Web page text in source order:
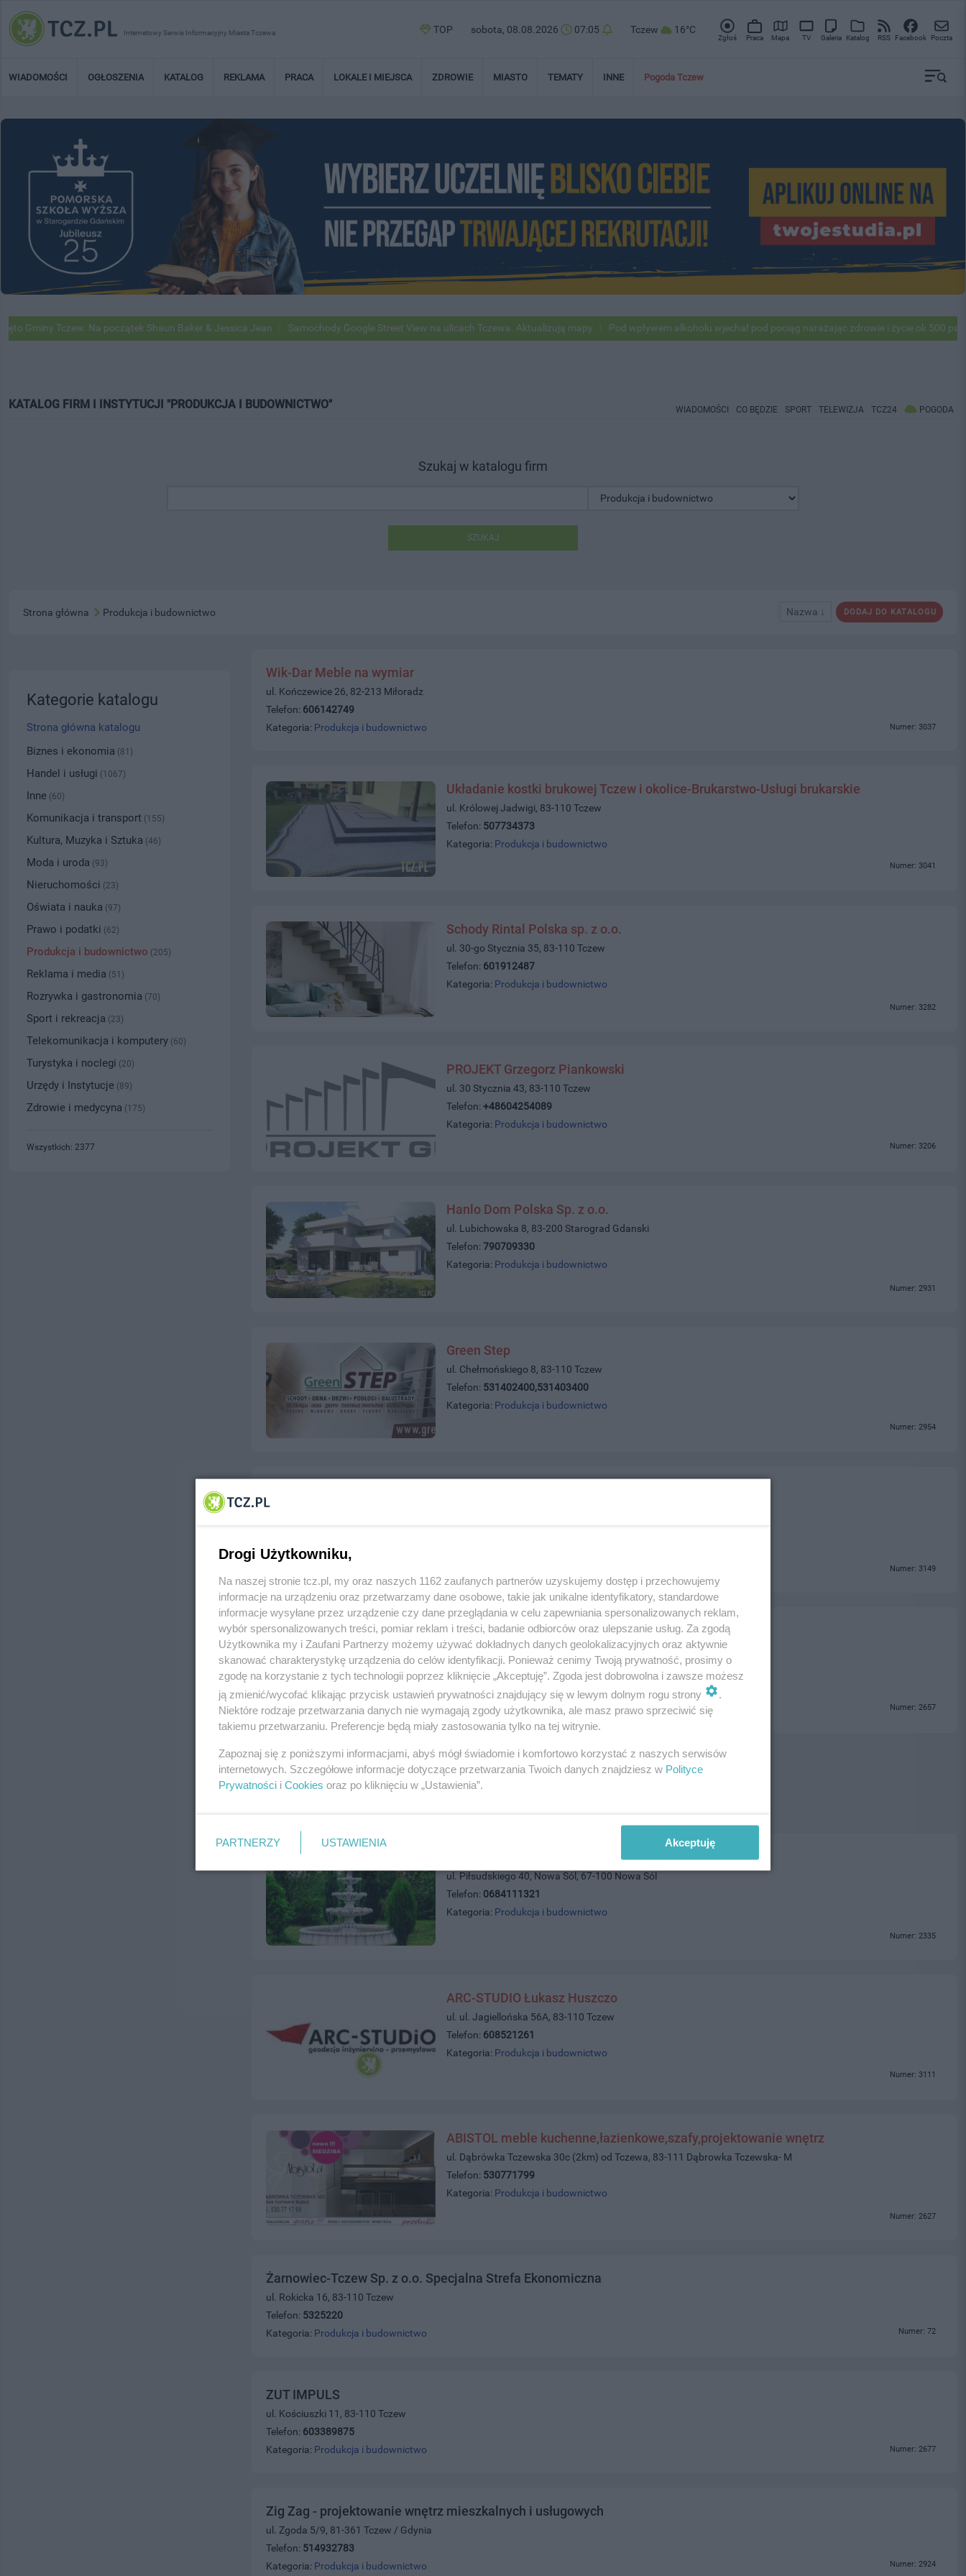
Internetowy Serwis Informacyjny Miasta Tczewa TOP sobota, 08.08.2026 07:05 Tczew 16°C
Zgłoś Praca Mapa TV Galeria Katalog RSS Facebook Poczta
WIADOMOŚCI OGŁOSZENIA KATALOG REKLAMA PRACA LOKALE I MIEJSCA ZDROWIE MIASTO TEMATY INNE Pogoda Tczew
Tczew. Na początek Shaun Baker & Jessica Jean Samochody Google Street View na ulicach Tczewa. Aktualizują mapy Pod wpływem alkoholu wjechał pod pociąg narażając zdrowie i życie ok 500
KATALOG FIRM I INSTYTUCJI "PRODUKCJA I BUDOWNICTWO" WIADOMOŚCI CO BĘDZIE SPORT TELEWIZJA TCZ24 POGODA
Szukaj w katalogu firm
SZUKAJ
DODAJ DO KATALOGU
Nazwa ↓
Strona główna Produkcja i budownictwo
Wik-Dar Meble na wymiar
ul. Kończewice 26, 82-213 Miłoradz
Telefon: 606142749
Kategoria: Produkcja i budownictwo Numer: 3037
Układanie kostki brukowej Tczew i okolice-Brukarstwo-Usługi brukarskie
ul. Królowej Jadwigi, 83-110 Tczew
Telefon: 507734373
Kategoria: Produkcja i budownictwo
Numer: 3041
Schody Rintal Polska sp. z o.o.
ul. 30-go Stycznia 35, 83-110 Tczew
Telefon: 601912487
Kategoria: Produkcja i budownictwo
Numer: 3282
PROJEKT Grzegorz Piankowski
ul. 30 Stycznia 43, 83-110 Tczew
Telefon:+48604254089
Kategoria: Produkcja i budownictwo
Numer: 3206
Hanlo Dom Polska Sp. z o.o.
ul. Lubichowska 8, 83-200 Starograd Gdanski
Telefon:790709330
Kategoria: Produkcja i budownictwo
Numer: 2931
Green Step
ul. Chełmońskiego 8, 83-110 Tczew
Telefon: 531402400,531403400
Kategoria: Produkcja i budownictwo
Numer: 2954
Numer: 3149
FILTRONIX , klimtyzacja, wentylacja
ul. Kazimierza Wielkiego b/n, 83-110 Tczew
Telefon:585302310508072360500395500
Kategoria:
Produkcja i budownictwo
Numer: 2657
decoland.pl- sklep internetowy
ul. Piłsudskiego 40, Nowa Sól, 67-100 Nowa Sól
Telefon: 0684111321
Kategoria: Produkcja i budownictwo
Numer: 2335
ARC-STUDIO Łukasz Huszczo
ul. ul. Jagiellońska 56A, 83-110 Tczew
Telefon: 608521261
Kategoria: Produkcja i budownictwo
Numer: 3111
ABISTOL meble kuchenne,łazienkowe,szafy,projektowanie wnętrz
ul. Dąbrówka Tczewska 30c (2km) od Tczewa, 83-111 Dąbrowka Tczewska- M
Telefon: 530771799
Kategoria: Produkcja i budownictwo
Numer: 2627
Żarnowiec-Tczew Sp. z o.o. Specjalna Strefa Ekonomiczna
ul. Rokicka 16, 83-110 Tczew
Telefon: 5325220
Kategoria: Produkcja i budownictwo Numer: 72
ZUT IMPULS
ul. Kościuszki 11, 83-110 Tczew
Telefon: 603389875
Kategoria: Produkcja i budownictwo Numer: 2677
Zig Zag - projektowanie wnętrz mieszkalnych i usługowych
ul. Zgoda 5/9, 81-361 Tczew / Gdynia
Telefon: 514932783
Kategoria: Produkcja i budownictwo Numer: 2924
Kategorie katalogu
Strona główna katalogu
Biznes i ekonomia (81)
Handel i usługi (1067)
Inne (60)
Komunikacja i transport (155)
Kultura, Muzyka i Sztuka (46)
Moda i uroda (93)
Nieruchomości (23)
Oświata i nauka (97)
Prawo i podatki (62)
Produkcja i budownictwo (205)
Reklama i media (51)
Rozrywka i gastronomia (70)
Sport i rekreacja (23)
Telekomunikacja i komputery (60)
Turystyka i noclegi (20)
Urzędy i Instytucje (89)
Zdrowie i medycyna (175)
Wszystkich: 2377
Drogi Użytkowniku,
Na naszej stronie tcz.pl, my oraz naszych 1162 zaufanych partnerów uzyskujemy dostęp i przechowujemy
informacje na urządzeniu oraz przetwarzamy dane osobowe, takie jak unikalne identyfikatory, standardowe
informacje wysyłane przez urządzenie czy dane przeglądania w celu zapewniania spersonalizowanych reklam,
wybór spersonalizowanych treści, pomiar reklam i treści, badanie odbiorców oraz ulepszanie usług. Za zgodą
Użytkownika my i Zaufani Partnerzy możemy używać dokładnych danych geolokalizacyjnych oraz aktywnie
skanować charakterystykę urządzenia do celów identyfikacji. Ponieważ cenimy Twoją prywatność, prosimy o
zgodę na korzystanie z tych technologii poprzez kliknięcie „Akceptuję”. Zgoda jest dobrowolna i zawsze możesz
ją zmienić/wycofać klikając przycisk ustawień prywatności znajdujący się w lewym dolnym rogu strony
.
Niektóre rodzaje przetwarzania danych nie wymagają zgody użytkownika, ale masz prawo sprzeciwić się
takiemu przetwarzaniu. Preferencje będą miały zastosowania tylko na tej witrynie.
Zapoznaj się z poniższymi informacjami, abyś mógł świadomie i komfortowo korzystać z naszych serwisów
internetowych. Szczegółowe informacje dotyczące przetwarzania Twoich danych znajdziesz w Polityce
Prywatności i Cookies oraz po kliknięciu w „Ustawienia”.
PARTNERZY USTAWIENIA Akceptuję